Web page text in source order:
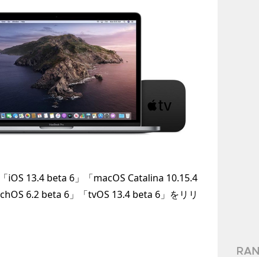
iOS 13.4 beta 6」「macOS Catalina 10.15.4
6.2 beta 6」「tvOS 13.4 beta 6」をリリ